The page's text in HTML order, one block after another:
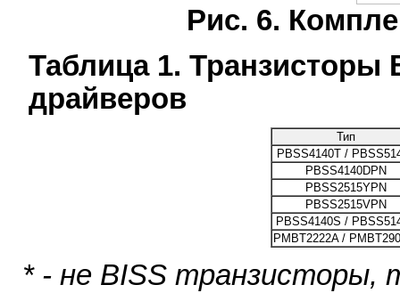
Рис. 6.
Таблица 1.
драйверов
Тип
PBSS4140T /
PBSS4140DPN
PBSS2515YPN
PBSS2515VPN
PBSS4140S /
PMBT2222A /
* - не BISS транзисторы,